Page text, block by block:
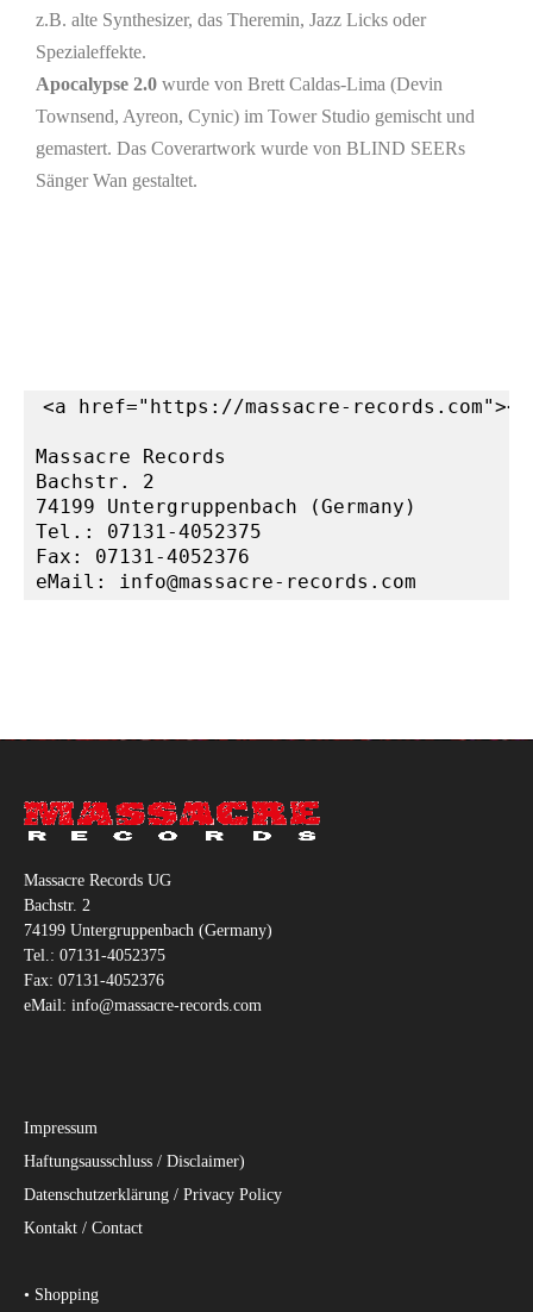
z.B. alte Synthesizer, das Theremin, Jazz Licks oder
Spezialeffekte.
Apocalypse 2.0 wurde von Brett Caldas-Lima (Devin
Townsend, Ayreon, Cynic) im Tower Studio gemischt und
gemastert. Das Coverartwork wurde von BLIND SEERs
Sänger Wan gestaltet.
<a href="https://massacre-
Massacre Records
Bachstr. 2
74199 Untergruppenbach (Germany)
Tel.: 07131-4052375
Fax: 07131-4052376
eMail: info@massacre-records.com
Massacre Records UG
Bachstr. 2
74199 Untergruppenbach (Germany)
Tel.: 07131-4052375
Fax: 07131-4052376
eMail: info@massacre-records.com
Impressum
Haftungsausschluss / Disclaimer)
Datenschutzerklärung / Privacy Policy
Kontakt / Contact
• Shopping